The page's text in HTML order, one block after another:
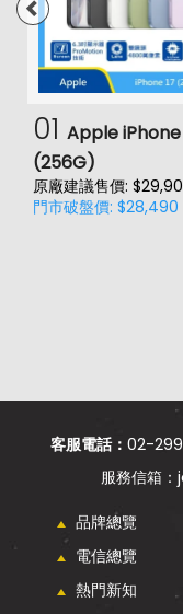
01 Apple iPhone
(256G)
原廠建議售價:
門市破盤價: $28,490
客服電話： 02-
品牌總覽
電信總覽
熱門新知